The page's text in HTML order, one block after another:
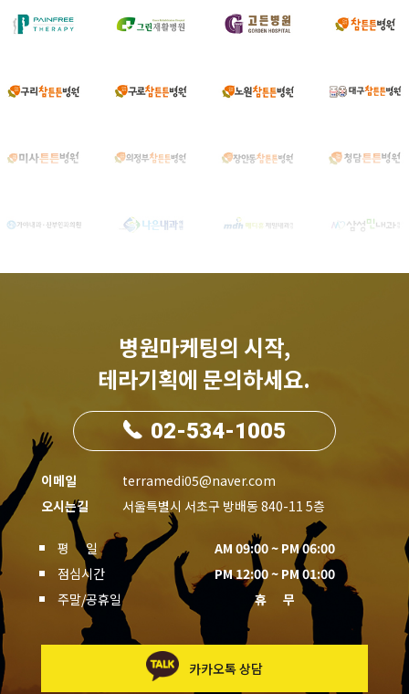
병원마케팅의 시작,
테라기획에 문의하세요.
02-534-1005
이메일
terramedi05@naver.com
오시는길
서울특별시 서초구 방배동 840-11 5층
평 일
AM 09:00 ~ PM 06:00
점심시간
PM 12:00 ~ PM 01:00
주말/공휴일
휴 무
카카오톡 상담